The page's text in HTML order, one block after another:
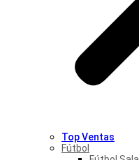
Top Ventas
Fútbol